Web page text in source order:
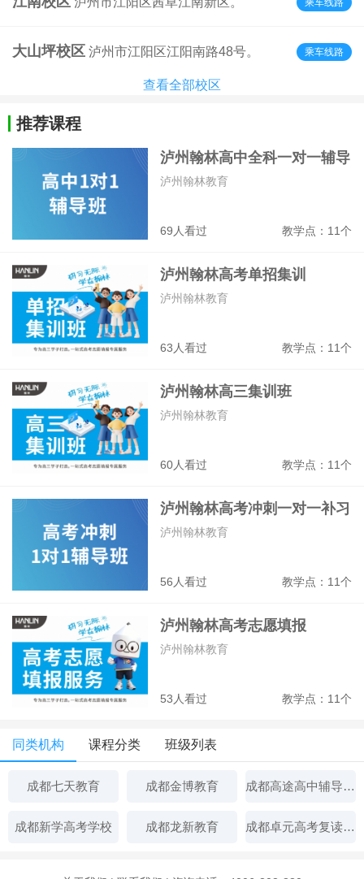
乘车线路
大山坪校区 泸州市江阳区江阳南路48号。 乘车线路
查看全部校区
推荐课程
泸州翰林高中全科一对一辅导
班
69人看过 教学点：11个
泸州翰林教育
泸州翰林高考单招集训
63人看过 教学点：11个
泸州翰林教育
泸州翰林高三集训班
60人看过 教学点：11个
泸州翰林教育
泸州翰林高考冲刺一对一补习
班
56人看过 教学点：11个
泸州翰林教育
泸州翰林高考志愿填报
53人看过 教学点：11个
泸州翰林教育
同类机构 课程分类 班级列表
成都七天教育 成都金博教育 成都高途高中辅导机构
成都新学高考学校 成都龙新教育 成都卓元高考复读学校